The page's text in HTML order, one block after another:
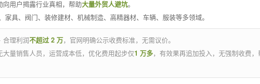
用户揭露行业真相，帮助大量外贸人避坑。
具、阀门、装修建材、机械制造、高精器材、车辆、服装等多领域。
合理利润不超过 2 万，官网明确公示收费标准，无需议价。
量销售人员，运营成本低，优化费用起步仅1 万多，有效果再追加投入，无强制收费